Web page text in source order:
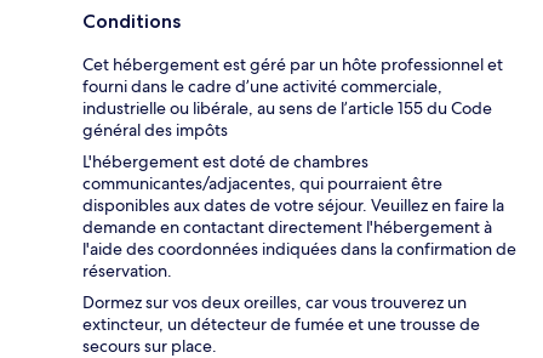
Conditions
Cet hébergement est géré par un hôte professionnel et
fourni dans le cadre d’une activité commerciale,
industrielle ou libérale, au sens de l’article 155 du Code
général des impôts
L'hébergement est doté de chambres
communicantes/adjacentes, qui pourraient être
disponibles aux dates de votre séjour. Veuillez en faire la
demande en contactant directement l'hébergement à
l'aide des coordonnées indiquées dans la confirmation de
réservation.
Dormez sur vos deux oreilles, car vous trouverez un
extincteur, un détecteur de fumée et une trousse de
secours sur place.